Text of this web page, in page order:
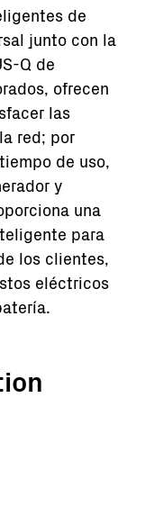
de
junto con la
Q de
ofrecen
las
red; por
de uso,
y
una
para
los clientes,
eléctricos